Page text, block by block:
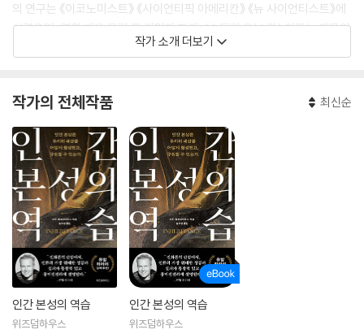
의 연구는 《이코노미스트》 《사이언티픽 아메리칸》 《뉴 사이언티스트》에
실렸으며, 영화 배우 모건 프 리먼과 함께 <스토리 오브 갓>이라는 제목의
내셔널지오그래 픽 다큐멘터리에 등장한 바 있다. 다보스 세계경제포럼에
작가 소개 더보기
작가의 전체작품 최신순
인간 본성의 역습
위즈덤하우스
인간 본성의 역습
위즈덤하우스